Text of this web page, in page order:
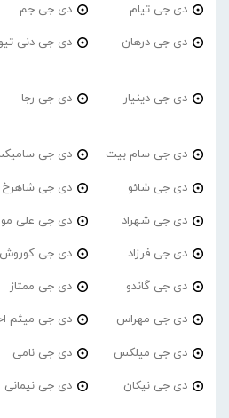
دی جی تیام دی جی جم
دی جی درهان دی جی دنی
دی جی دینیار دی جی رجا
دی جی سام بیت دی جی
دی جی شائو دی جی شاهرخ
دی جی شهراد دی جی علی
دی جی فرزاد دی جی کوروش
دی جی گاندو دی جی ممتاز
دی جی مهراس دی جی میثم
دی جی میلکس دی جی نامی
دی جی نیکان دی جی نیمانی